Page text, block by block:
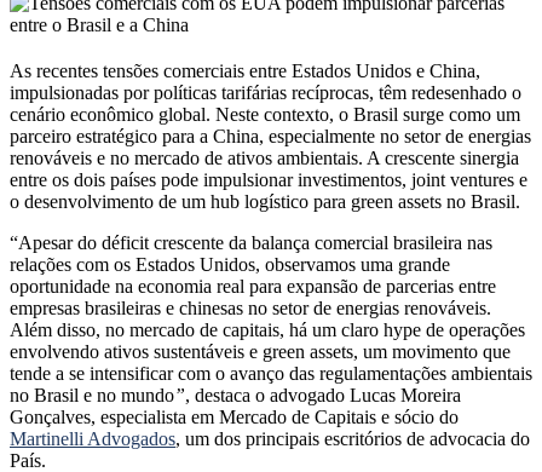
As recentes tensões comerciais entre Estados Unidos e China,
impulsionadas por políticas tarifárias recíprocas, têm redesenhado o
cenário econômico global. Neste contexto, o Brasil surge como um
parceiro estratégico para a China, especialmente no setor de energias
renováveis e no mercado de ativos ambientais. A crescente sinergia
entre os dois países pode impulsionar investimentos, joint ventures e
o desenvolvimento de um hub logístico para green assets no Brasil.
“Apesar do déficit crescente da balança comercial brasileira nas
relações com os Estados Unidos, observamos uma grande
oportunidade na economia real para expansão de parcerias entre
empresas brasileiras e chinesas no setor de energias renováveis.
Além disso, no mercado de capitais, há um claro hype de operações
envolvendo ativos sustentáveis e green assets, um movimento que
tende a se intensificar com o avanço das regulamentações ambientais
no Brasil e no mundo”, destaca o advogado Lucas Moreira
Gonçalves, especialista em Mercado de Capitais e sócio do
Martinelli Advogados, um dos principais escritórios de advocacia do
País.